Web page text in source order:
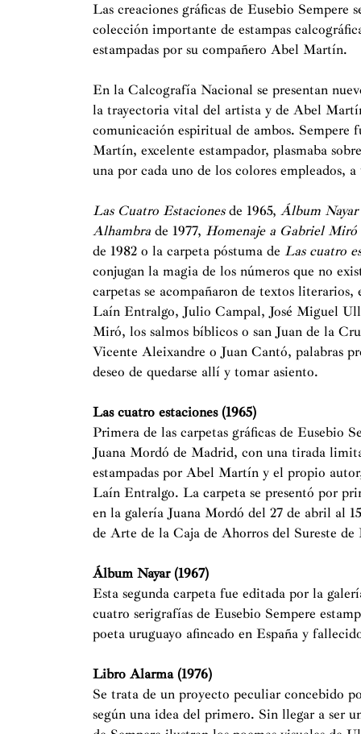
Las creaciones gráficas de Eusebio
colección importantede estampas
estampadas por su compañero Abel Martín.
En la Calcografía Nacional se presentan
la trayectoria vital del artista y de Abel
comunicación espiritual de ambos. Sempere
Martín, excelente estampador, plasmaba
una por cada uno de los colores empleados, a
Las Cuatro Estacionesde 1965,Álbum Nayar
Alhambra de 1977,Homenaje a Gabriel Miró
de 1982 o la carpeta póstuma deLas cuatro
conjugan la magia de los números que no
carpetas se acompañaron de textos
Laín Entralgo, Julio Campal, José Miguel
Miró, los salmos bíblicos o san Juan de la
Vicente Aleixandre o Juan Cantó, palabras
deseo de quedarse allí y tomar asiento.
Las cuatro estaciones (1965)
Primera de las carpetas gráficas de Eusebio
Juana Mordó de Madrid, con una tirada
estampadas por Abel Martín y el propio
Laín Entralgo. La carpeta se presentó por
en la galería Juana Mordó del 27 de abril al
de Arte de la Caja de Ahorros del Sureste de
Álbum Nayar (1967)
Esta segunda carpeta fue editada por la
cuatro serigrafías de Eusebio Sempere
poeta uruguayo afincado en España y
Libro Alarma (1976)
Se trata de un proyecto peculiar concebido
según una idea del primero. Sin llegar a ser